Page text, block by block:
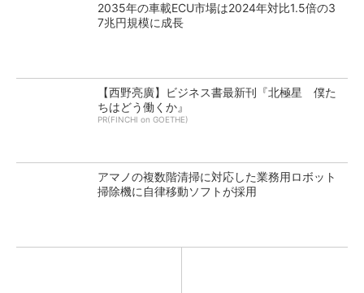
2035年の車載ECU市場は2024年対比1.5倍の3
7兆円規模に成長
【西野亮廣】ビジネス書最新刊『北極星 僕た
ちはどう働くか』
PR(FINCHI on GOETHE)
アマノの複数階清掃に対応した業務用ロボット
掃除機に自律移動ソフトが採用